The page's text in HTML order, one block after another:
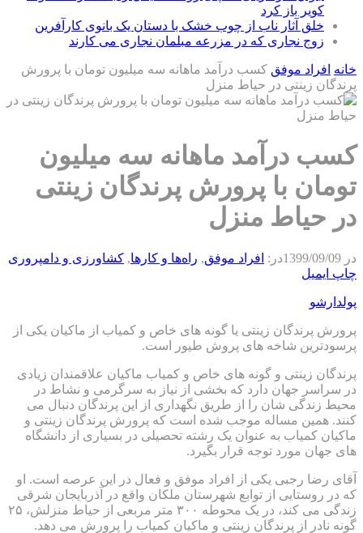
کویر باز کرد
خلق آثار ناب از چوب خشک با دستان یک بانوی کارآفرین
زوج نجاری که در مزرعه مبلمان نجاری می کارند
خانه افراد موفق کسب درآمد ماهانه سه میلیون تومان با پرورش
پرندگان زینتی در حیاط منزل
کسب درآمد ماهانه سه میلیون
تومان با پرورش پرندگان زینتی
در حیاط منزل
در 1399/09/09در: افراد موفق, راه‌ها و كارها, كشاورزی و دامپروری
چاپ ایمیل
پولدارشو
پرورش پرندگان زینتی یا گونه های خاص و کمیاب از ماکیان یکی از
پرسودترین شاخه های پروش طیور است.
پرندگان زینتی و گونه های خاص و کمیاب ماکیان علاقمندان زیادی
در سراسر جهان دارد که بخشی از نیاز به سرگرمی و نشاط در
محیط زندگی شان را از طریق نگهداری از این پرندگان دنبال می
کنند. همین مساله موجب شده است که پرورش پرندگان زینتی و
ماکیان کمیاب به عنوان یک رشته تحصیلی در بسیاری از دانشگاه
های جهان مورد توجه قرار بگیرد.
آقای رضا رجبی یکی از افراد موفق و فعال در این عرصه است. او
که در روستایی از توابع شهرستان ملکان واقع در آذربایجان شرقی
زندگی می کند، در یک محوطه ۳۰۰ متر مربعی از حیاط منزلش، ۲۵
گونه نادر از پرندگان زینتی و ماکیان کمیاب را پرورش می دهد.